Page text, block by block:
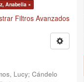
Anabella ×
Filtros Avanzados
Lucy; Cándelo